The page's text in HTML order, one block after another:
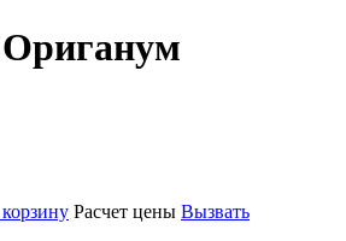
Расчет цены Вызвать